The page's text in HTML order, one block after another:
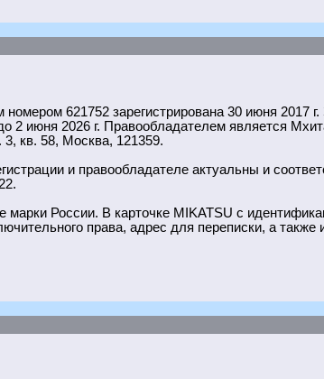
621752 зарегистрирована 30 июня 2017
2 июня 2026 г. Правообладателем является
кв. 58, Москва, 121359.
и правообладателе актуальны и
марки России. В карточке MIKATSU с
права, адрес для переписки, а также